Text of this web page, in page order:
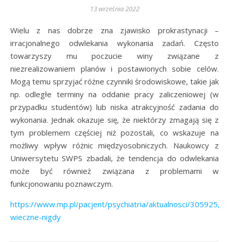
13 września 2022
Wielu z nas dobrze zna zjawisko prokrastynacji –
irracjonalnego odwlekania wykonania zadań. Często
towarzyszy mu poczucie winy związane z
niezrealizowaniem planów i postawionych sobie celów.
Mogą temu sprzyjać różne czynniki środowiskowe, takie jak
np. odległe terminy na oddanie pracy zaliczeniowej (w
przypadku studentów) lub niska atrakcyjność zadania do
wykonania. Jednak okazuje się, że niektórzy zmagają się z
tym problemem częściej niż pozostali, co wskazuje na
możliwy wpływ różnic międzyosobniczych. Naukowcy z
Uniwersytetu SWPS zbadali, że tendencja do odwlekania
może być również związana z problemami w
funkcjonowaniu poznawczym.
https://www.mp.pl/pacjent/psychiatria/aktualnosci/
wieczne-nigdy